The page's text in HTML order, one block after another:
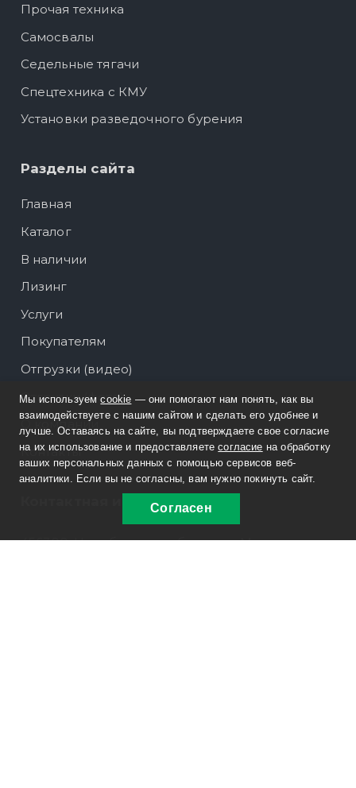
Прочая техника
Самосвалы
Седельные тягачи
Спецтехника с КМУ
Установки разведочного бурения
Разделы сайта
Главная
Каталог
В наличии
Лизинг
Услуги
Покупателям
Отгрузки (видео)
Отгрузки (фото)
О компании
Контакты
Контактная информация
456300, Челябинская область, г. Миасс,
Мы используемcookie — они помогают нам понять, как вы
взаимодействуете с нашим сайтом и сделать его удобнее и
лучше. Оставаясь на сайте, вы подтверждаете свое согласие
на их использование и предоставляетесогласие на обработку
ваших персональных данных с помощью сервисов веб-
аналитики. Если вы не согласны, вам нужно покинуть сайт.
Согласен